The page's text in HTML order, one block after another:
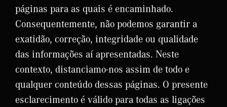
páginas para as quais é encaminhado.
Consequentemente, não podemos garantir a
exatidão, correção, integridade ou qualidade
das informações aí apresentadas. Neste
contexto, distanciamo-nos assim de todo e
qualquer conteúdo dessas páginas. O presente
esclarecimento é válido para todas as ligações